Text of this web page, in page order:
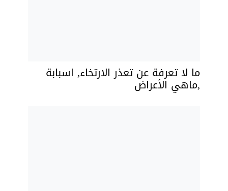
ما لا تعرفة عن تعذر الارتخاء, اسبابة
,ماهي الأعراض